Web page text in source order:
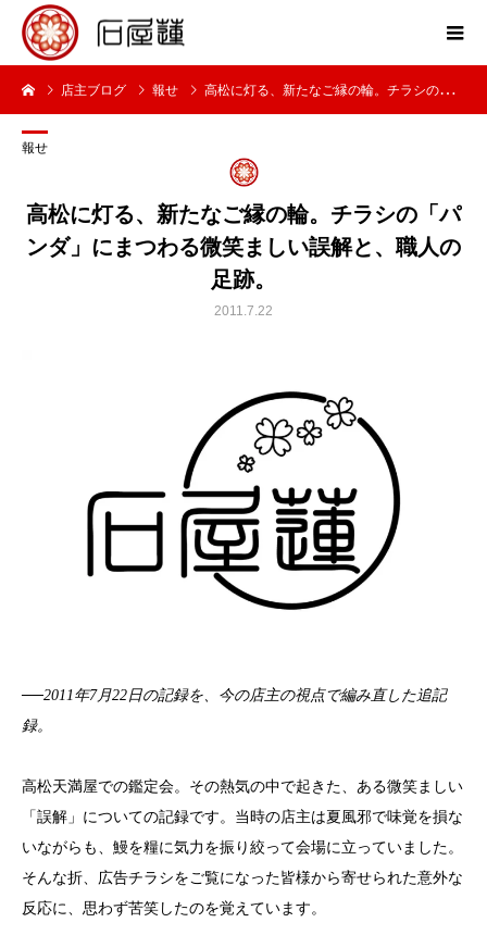
店主ブログ 報せ 高松に灯る、新たなご縁の輪。チラシの「パンダ」にまつわる微笑ましい誤解と、職人の足跡。
報せ
高松に灯る、新たなご縁の輪。チラシの「パ
ンダ」にまつわる微笑ましい誤解と、職人の
足跡。
2011.7.22
──2011年7月22日の記録を、今の店主の視点で編み直した追記
録。
高松天満屋での鑑定会。その熱気の中で起きた、ある微笑ましい
「誤解」についての記録です。当時の店主は夏風邪で味覚を損な
いながらも、鰻を糧に気力を振り絞って会場に立っていました。
そんな折、広告チラシをご覧になった皆様から寄せられた意外な
反応に、思わず苦笑したのを覚えています。